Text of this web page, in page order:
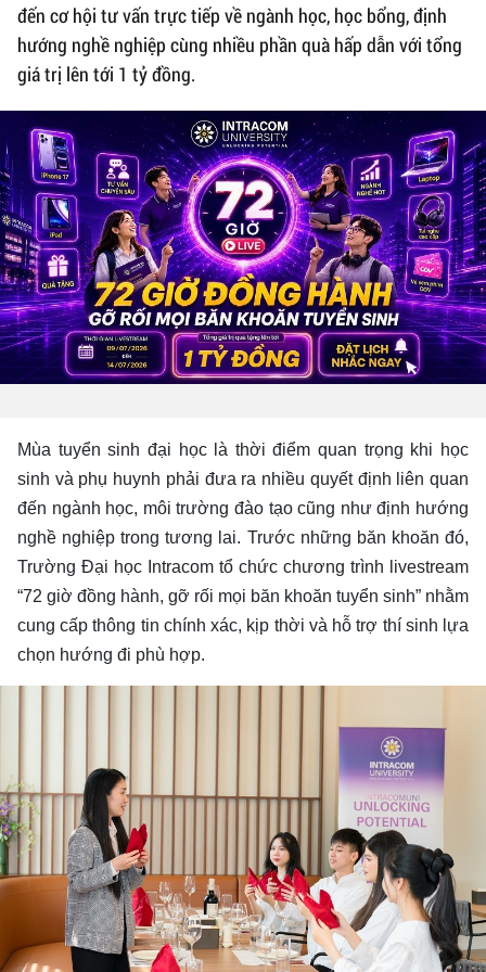
đến cơ hội tư vấn trực tiếp về ngành học, học bổng, định
hướng nghề nghiệp cùng nhiều phần quà hấp dẫn với tổng
giá trị lên tới 1 tỷ đồng.
Mùa tuyển sinh đại học là thời điểm quan trọng khi học
sinh và phụ huynh phải đưa ra nhiều quyết định liên quan
đến ngành học, môi trường đào tạo cũng như định hướng
nghề nghiệp trong tương lai. Trước những băn khoăn đó,
Trường Đại học Intracom tổ chức chương trình livestream
“72 giờ đồng hành, gỡ rối mọi băn khoăn tuyển sinh” nhằm
cung cấp thông tin chính xác, kịp thời và hỗ trợ thí sinh lựa
chọn hướng đi phù hợp.